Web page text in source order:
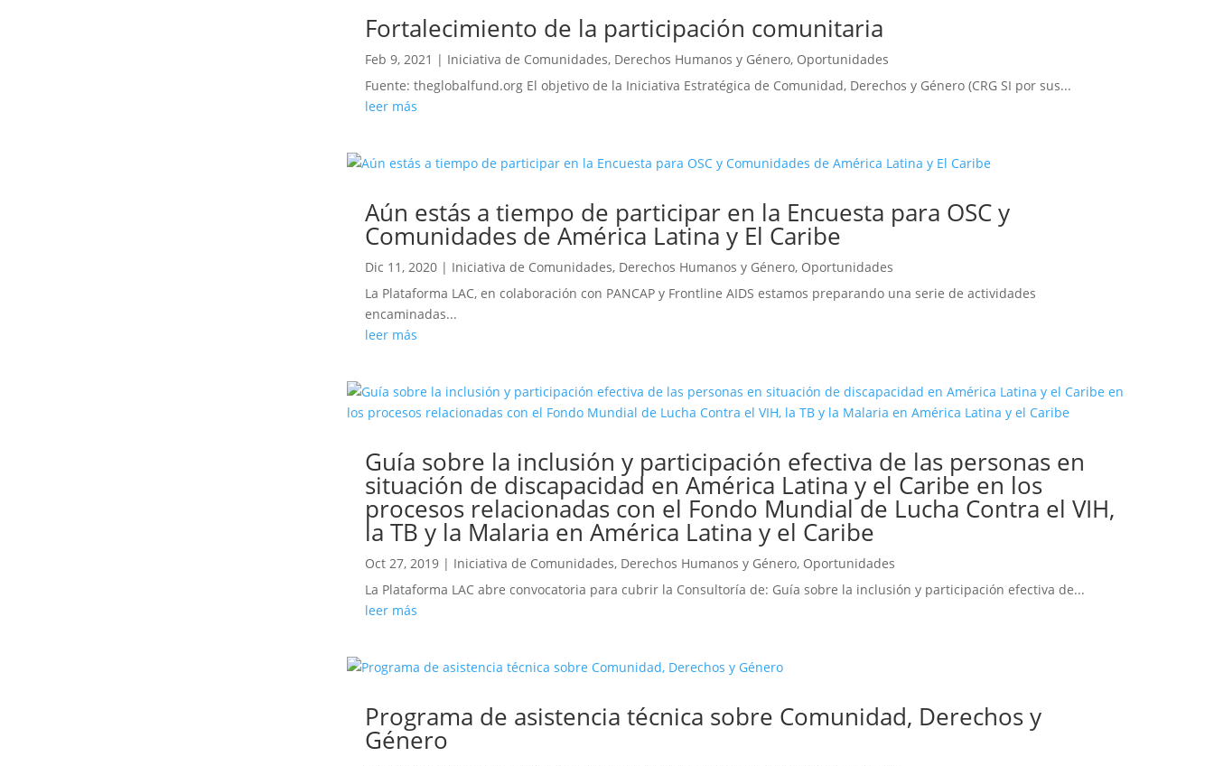
Fortalecimiento de la participación comunitaria
Feb 9, 2021 | Iniciativa de Comunidades, Derechos Humanos y Género, Oportunidades
Fuente: theglobalfund.org El objetivo de la Iniciativa Estratégica de Comunidad, Derechos y Género (CRG SI por sus...
leer más
Aún estás a tiempo de participar en la Encuesta para OSC y
Comunidades de América Latina y El Caribe
Dic 11, 2020 | Iniciativa de Comunidades, Derechos Humanos y Género, Oportunidades
La Plataforma LAC, en colaboración con PANCAP y Frontline AIDS estamos preparando una serie de actividades
encaminadas...
leer más
Guía sobre la inclusión y participación efectiva de las personas en
situación de discapacidad en América Latina y el Caribe en los
procesos relacionadas con el Fondo Mundial de Lucha Contra el VIH,
la TB y la Malaria en América Latina y el Caribe
Oct 27, 2019 | Iniciativa de Comunidades, Derechos Humanos y Género, Oportunidades
La Plataforma LAC abre convocatoria para cubrir la Consultoría de: Guía sobre la inclusión y participación efectiva de...
leer más
Programa de asistencia técnica sobre Comunidad, Derechos y
Género